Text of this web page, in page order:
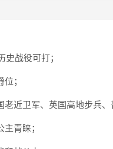
史战役可打；
；
近卫军、英国高地步兵、
青睐；